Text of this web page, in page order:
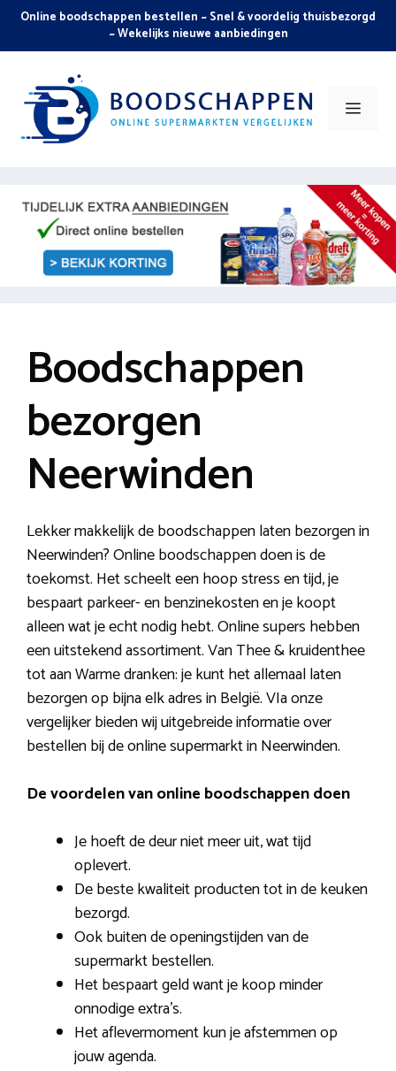
Skip
content
Online boodschappen bestellen ~ Snel & voordelig thuisbezorgd
~ Wekelijks nieuwe aanbiedingen
Menu
Boodschappen
bezorgen
Neerwinden
Lekker makkelijk de boodschappen laten bezorgen in
Neerwinden? Online boodschappen doen is de
toekomst. Het scheelt een hoop stress en tijd, je
bespaart parkeer- en benzinekosten en je koopt
alleen wat je echt nodig hebt. Online supers hebben
een uitstekend assortiment. Van Thee & kruidenthee
tot aan Warme dranken: je kunt het allemaal laten
bezorgen op bijna elk adres in België. VIa onze
vergelijker bieden wij uitgebreide informatie over
bestellen bij de online supermarkt in Neerwinden.
De voordelen van online boodschappen doen
Je hoeft de deur niet meer uit, wat tijd
oplevert.
De beste kwaliteit producten tot in de keuken
bezorgd.
Ook buiten de openingstijden van de
supermarkt bestellen.
Het bespaart geld want je koop minder
onnodige extra’s.
Het aflevermoment kun je afstemmen op
jouw agenda.